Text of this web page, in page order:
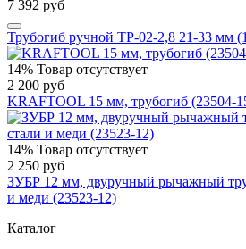
7 392 руб
Трубогиб ручной ТР-02-2,8 21-33 мм
14% Товар отсутствует
2 200 руб
KRAFTOOL 15 мм, трубогиб (23504-
14% Товар отсутствует
2 250 руб
ЗУБР 12 мм, двуручный рычажный
и меди (23523-12)
Каталог